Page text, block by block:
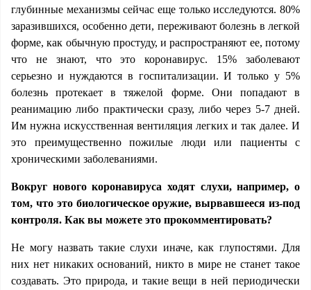
глубинные механизмы сейчас еще только исследуются. 80%
заразившихся, особенно дети, переживают болезнь в легкой
форме, как обычную простуду, и распространяют ее, потому
что не знают, что это коронавирус. 15% заболевают
серьезно и нуждаются в госпитализации. И только у 5%
болезнь протекает в тяжелой форме. Они попадают в
реанимацию либо практически сразу, либо через 5-7 дней.
Им нужна искусственная вентиляция легких и так далее. И
это преимущественно пожилые люди или пациенты с
хроническими заболеваниями.
Вокруг нового коронавируса ходят слухи, например, о
том, что это биологическое оружие, вырвавшееся из-под
контроля. Как вы можете это прокомментировать?
Не могу назвать такие слухи иначе, как глупостями. Для
них нет никаких оснований, никто в мире не станет такое
создавать. Это природа, и такие вещи в ней периодически